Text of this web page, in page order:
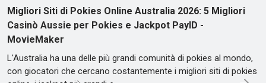
Migliori Siti di Pokies Online Australia 2026: 5 Migliori
Casinò Aussie per Pokies e Jackpot PayID -
MovieMaker
L'Australia ha una delle più grandi comunità di pokies al mondo,
con giocatori che cercano costantemente i migliori siti di pokies